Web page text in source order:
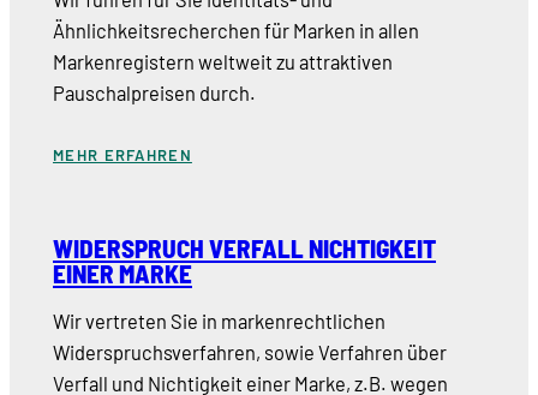
Ähnlichkeitsrecherchen für Marken in allen
Markenregistern weltweit zu attraktiven
Pauschalpreisen durch.
MEHR ERFAHREN
WIDERSPRUCH VERFALL NICHTIGKEIT
EINER MARKE
Wir vertreten Sie in markenrechtlichen
Widerspruchsverfahren, sowie Verfahren über
Verfall und Nichtigkeit einer Marke, z.B. wegen